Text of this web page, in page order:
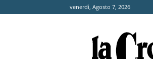
venerdì, Agosto 7, 2026